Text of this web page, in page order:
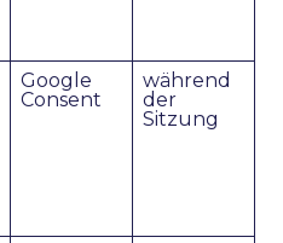
Google
Consent
während
der
Sitzung